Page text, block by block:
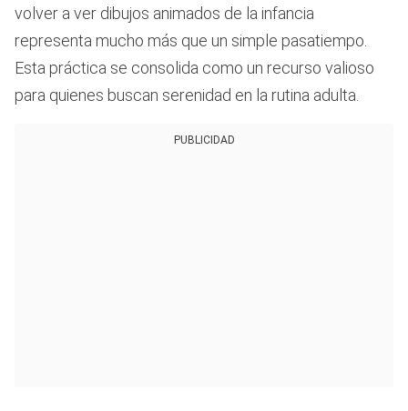
volver a ver dibujos animados de la infancia
representa mucho más que un simple pasatiempo.
Esta práctica se consolida como un recurso valioso
para quienes buscan serenidad en la rutina adulta.
PUBLICIDAD